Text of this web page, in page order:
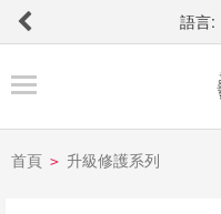
語言:
品
窗
首頁 > 升級修護系列